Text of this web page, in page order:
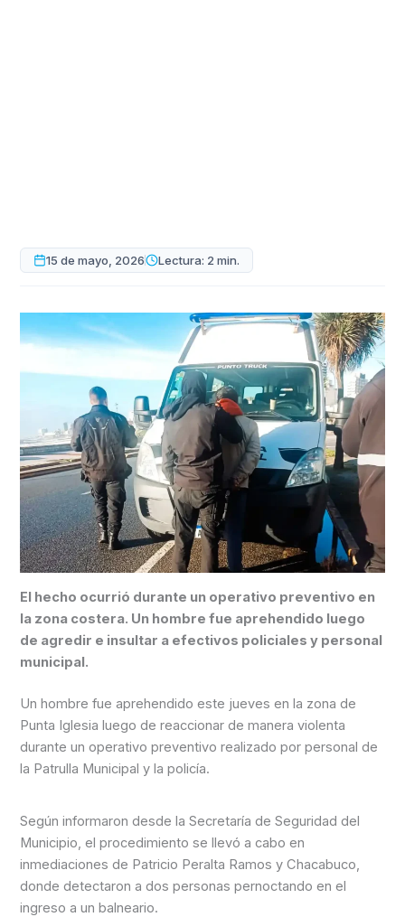
15 de mayo, 2026 Lectura: 2 min.
El hecho ocurrió durante un operativo preventivo en
la zona costera. Un hombre fue aprehendido luego
de agredir e insultar a efectivos policiales y personal
municipal.
Un hombre fue aprehendido este jueves en la zona de
Punta Iglesia luego de reaccionar de manera violenta
durante un operativo preventivo realizado por personal de
la Patrulla Municipal y la policía.
Según informaron desde la Secretaría de Seguridad del
Municipio, el procedimiento se llevó a cabo en
inmediaciones de Patricio Peralta Ramos y Chacabuco,
donde detectaron a dos personas pernoctando en el
ingreso a un balneario.